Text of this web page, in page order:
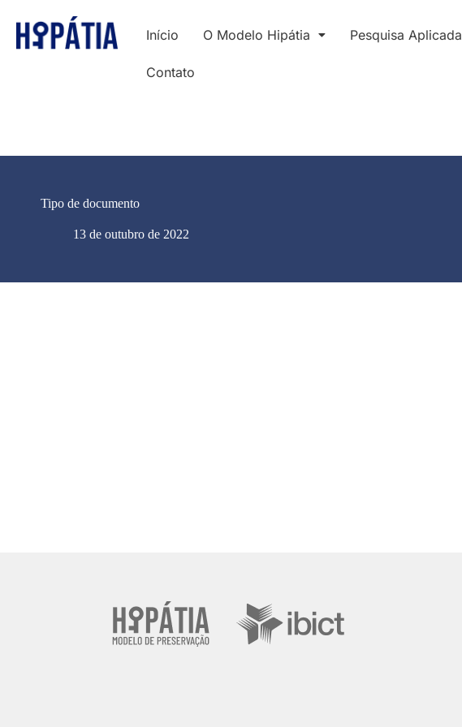
Início O Modelo Hipátia Pesquisa Aplicada
Contato
Tipo de documento
13 de outubro de 2022